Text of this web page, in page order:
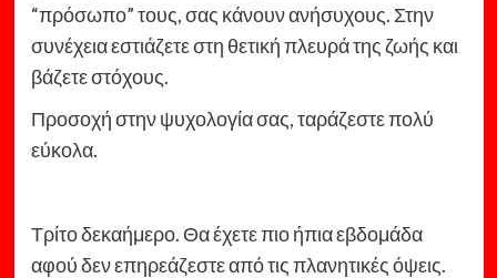
“πρόσωπο” τους, σας κάνουν ανήσυχους. Στην
συνέχεια εστιάζετε στη θετική πλευρά της ζωής και
βάζετε στόχους.
Προσοχή στην ψυχολογία σας, ταράζεστε πολύ
εύκολα.
Τρίτο δεκαήμερο. Θα έχετε πιο ήπια εβδομάδα
αφού δεν επηρεάζεστε από τις πλανητικές όψεις.